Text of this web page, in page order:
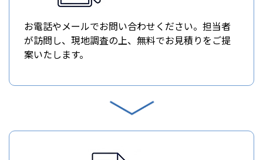
お電話やメールでお問い合わせください。担当者
が訪問し、現地調査の上、無料でお見積りをご提
案いたします。